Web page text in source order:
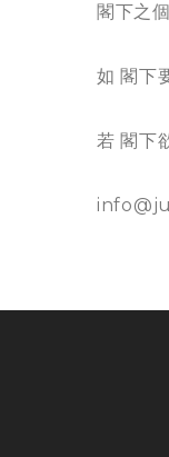
閣下之
如 閣下
若 閣下